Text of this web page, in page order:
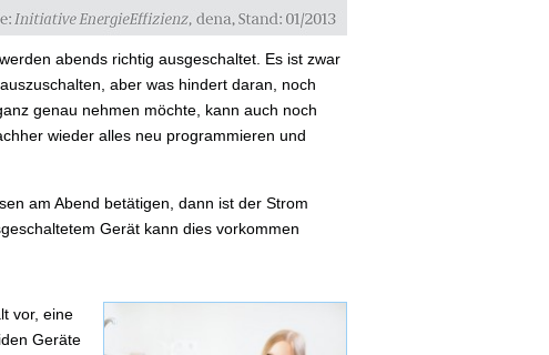
abends richtig ausgeschaltet. Es ist zwar
aber was hindert daran, noch
genau nehmen möchte, kann auch noch
wieder alles neu programmieren und
am Abend betätigen, dann ist der Strom
Gerät kann dies vorkommen
vor, eine
Geräte